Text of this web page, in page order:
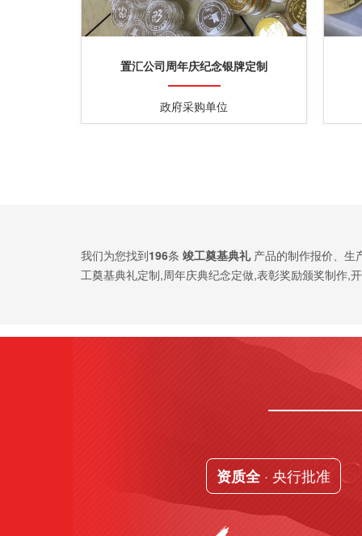
置汇公司周年庆纪念银牌定制
政府采购单位
我们为您找到196条 竣工奠基典礼产品的制作报价、生
工奠基典礼定制,周年庆典纪念定做,表彰奖励颁奖制作,
资质全· 央行批准